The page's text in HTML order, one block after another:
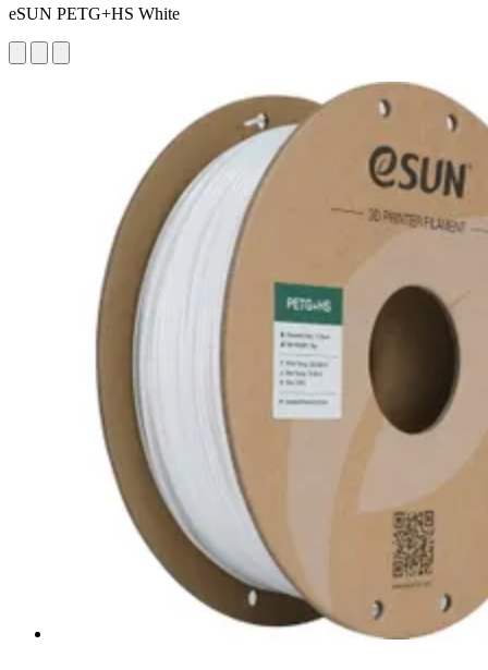
eSUN PETG+HS White